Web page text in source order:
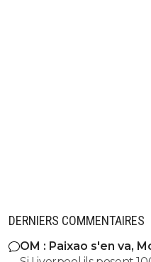
DERNIERS COMMENTAIRES
OM : Paixao s'en va,